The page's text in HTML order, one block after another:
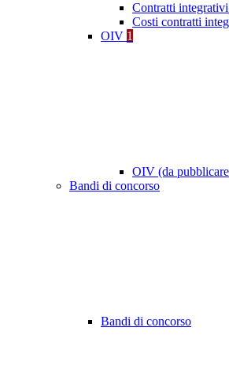
Contratti integrativi
Costi contratti
OIV 1
OIV (da
Bandi di concorso
Bandi di concorso